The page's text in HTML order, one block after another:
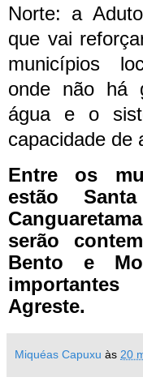
Norte: a
que vai
municípios
onde não há
água e o
capacidade de
Entre os
estão
serão
Bento e
Agreste.
Miquéas Capuxu às 20